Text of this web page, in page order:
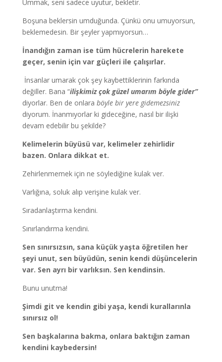
Ummak, seni sadece uyutur, bekletir.
Boşuna beklersin umduğunda. Çünkü onu umuyorsun,
beklemedesin. Bir şeyler yapmıyorsun…
İnandığın zaman ise tüm hücrelerin harekete
geçer, senin için var güçleri ile çalışırlar.
İnsanlar umarak çok şey kaybettiklerinin farkında
değiller. Bana “ilişkimiz çok güzel umarım böyle gider”
diyorlar. Ben de onlara böyle bir yere gidemezsiniz
diyorum. İnanmıyorlar ki gideceğine, nasıl bir ilişki
devam edebilir bu şekilde?
Kelimelerin büyüsü var, kelimeler zehirlidir
bazen. Onlara dikkat et.
Zehirlenmemek için ne söylediğine kulak ver.
Varlığına, soluk alıp verişine kulak ver.
Sıradanlaştırma kendini.
Sınırlandırma kendini.
Sen sınırsızsın, sana küçük yaşta öğretilen her
şeyi unut, sen büyüdün, senin kendi düşüncelerin
var. Sen ayrı bir varlıksın. Sen kendinsin.
Bunu unutma!
Şimdi git ve kendin gibi yaşa, kendi kurallarınla
sınırsız ol!
Sen başkalarına bakma, onlara baktığın zaman
kendini kaybedersin!